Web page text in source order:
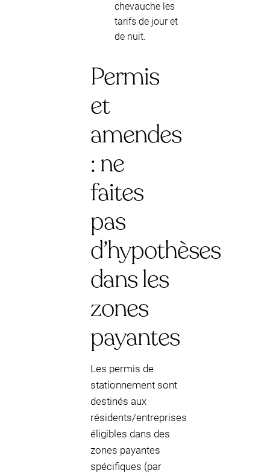
chevauche les
tarifs de jour et
de nuit.
Permis
et
amendes
: ne
faites
pas
d’hypothèses
dans les
zones
payantes
Les permis de
stationnement sont
destinés aux
résidents/entreprises
éligibles dans des
zones payantes
spécifiques (par